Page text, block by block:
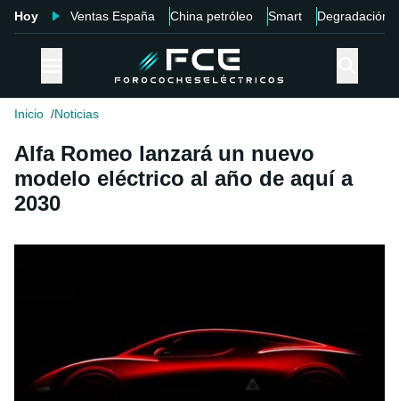
Hoy Ventas España China petróleo Smart Degradación
Inicio Noticias
Alfa Romeo lanzará un nuevo
modelo eléctrico al año de aquí a
2030